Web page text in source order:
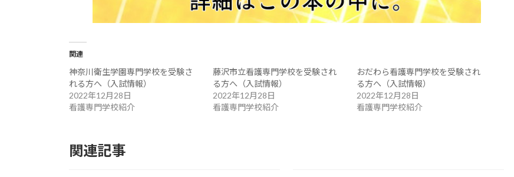
関連
神奈川衛生学園専門学校を受験さ
れる方へ（入試情報）
2022年12月28日
看護専門学校紹介
藤沢市立看護専門学校を受験され
る方へ（入試情報）
2022年12月28日
看護専門学校紹介
おだわら看護専門学校を受験され
る方へ（入試情報）
2022年12月28日
看護専門学校紹介
関連記事